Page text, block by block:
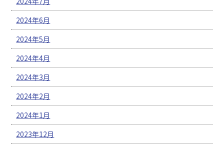
2024年6月
2024年5月
2024年4月
2024年3月
2024年2月
2024年1月
2023年12月